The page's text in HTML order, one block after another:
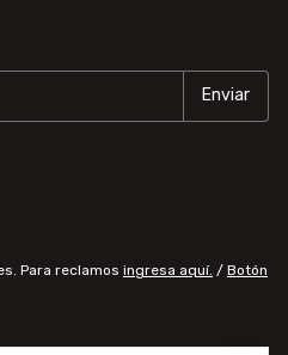
Para reclamos ingresa aquí. / Botón